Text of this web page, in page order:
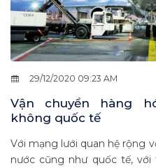
29/12/2020 09:23 AM
Vận chuyển hàng
không quốc tế
Với mạng lưới quan hệ rộng
nước cũng như quốc tế,